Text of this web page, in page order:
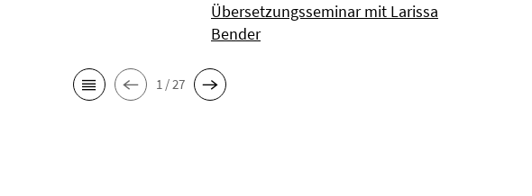
Übersetzungsseminar mit Larissa
Bender
1 / 27